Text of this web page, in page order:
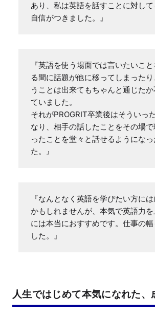
あり、私は英語を話すことに対して
自信がつきました。』
『英語を使う場面では言いたいこ
る間に話題が他に移ってしまった
うことは出来てもちゃんと通じた
ていました。
それがPROGRIT卒業後はそういっ
なり、相手の話したことをその場
ったことを堂々と話せるようにな
た。』
『なんとなく英語を学びたい方に
かもしれませんが、本気で英語力
には本当におすすめです。仕事の幅
した。』
人生ではじめて本気になれた、